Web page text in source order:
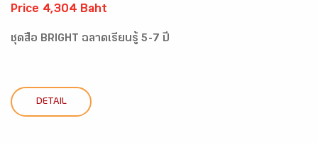
Price 4,304 Baht
ชุดสื่อ BRIGHT ฉลาดเรียนรู้ 5-7 ปี
DETAIL